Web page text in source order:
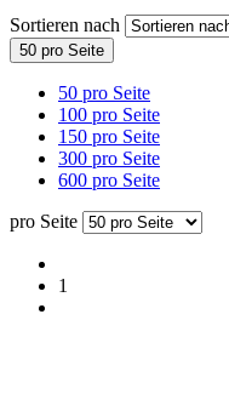
Sortieren nach
50 pro Seite
50 pro Seite
100 pro Seite
150 pro Seite
300 pro Seite
600 pro Seite
pro Seite
1